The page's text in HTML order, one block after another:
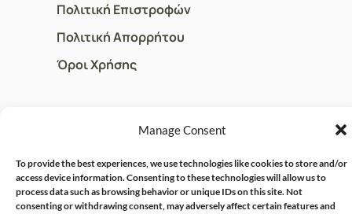
Manage Consent
To provide the best experiences, we use technologies like cookies to store and/or
access device information. Consenting to these technologies will allow us to
process data such as browsing behavior or unique IDs on this site. Not
consenting or withdrawing consent, may adversely affect certain features and
Πολιτική Επιστροφών
Πολιτική Απορρήτου
Όροι Χρήσης
ΓΡΗΓΟΡOI ΣΥΝΔΕΣΜΟΙ
Η Ομάδα μας
Επικοινωνία